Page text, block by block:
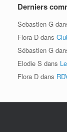
Derniers
Sebastien G
Flora D dans
Sébastien G
Elodie S dans
Flora D dans